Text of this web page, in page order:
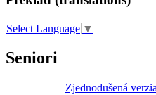
Select Language ▼
Seniori
Zjednodušená